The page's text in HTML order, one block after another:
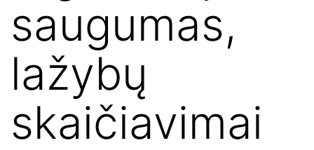
saugumas,
lažybų
skaičiavimai